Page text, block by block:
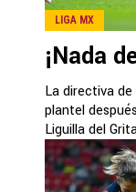
LIGA MX
¡Nada
La directiva
plantel
Liguilla del